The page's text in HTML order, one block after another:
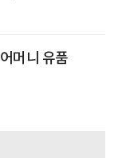
머니 유품